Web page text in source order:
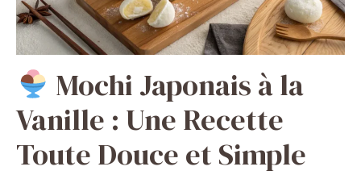
Mochi Japonais à la
Vanille : Une Recette
Toute Douce et Simple